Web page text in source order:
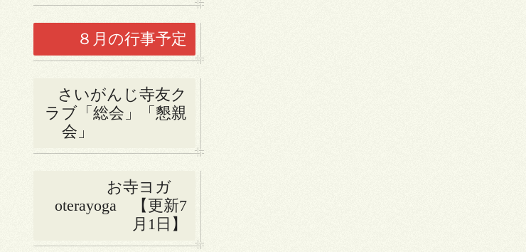
８月の行事予定
さいがんじ寺友ク
ラブ「総会」「懇親
会」
お寺ヨガ
oterayoga 【更新7
月1日】